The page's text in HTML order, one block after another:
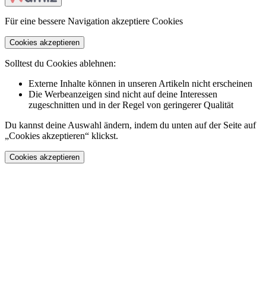
Für eine bessere Navigation akzeptiere Cookies
Cookies akzeptieren
Solltest du Cookies ablehnen:
Externe Inhalte können in unseren Artikeln nicht erscheinen
Die Werbeanzeigen sind nicht auf deine Interessen
zugeschnitten und in der Regel von geringerer Qualität
Du kannst deine Auswahl ändern, indem du unten auf der Seite auf
„Cookies akzeptieren“ klickst.
Cookies akzeptieren